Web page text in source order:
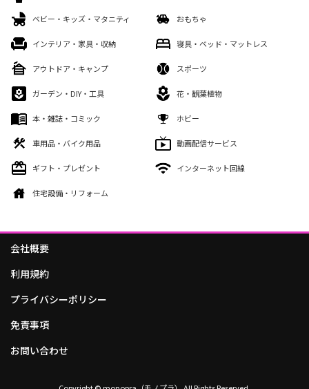
ベビー・キッズ・マタニティ おもちゃ
インテリア・家具・収納 寝具・ベッド・マットレス
アウトドア・キャンプ スポーツ
ガーデン・DIY・工具 花・観葉植物
本・雑誌・コミック ホビー
車用品・バイク用品 動画配信サービス
ギフト・プレゼント インターネット回線
住宅設備・リフォーム
会社概要
利用規約
プライバシーポリシー
免責事項
お問い合わせ